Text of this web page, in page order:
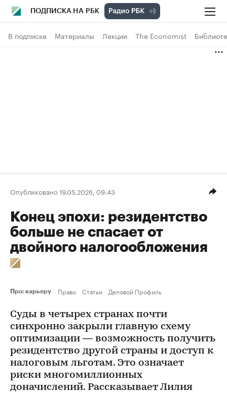
ПОДПИСКА НА РБК
В подписке Материалы Лекции The Economist
Опубликовано 19.05.2026, 09:43
Конец эпохи: резидентство
больше не спасает от
двойного налогообложения
Про: карьеру Право Статьи Деловой Профиль
Суды в четырех странах почти
синхронно закрыли главную схему
оптимизации — возможность получить
резидентство другой страны и доступ к
налоговым льготам. Это означает
риски многомиллионных
доначислений. Рассказывает Лилия